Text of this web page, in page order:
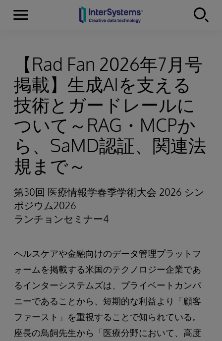
Skip to content
Menu
【Rad Fan 2026年7月号
掲載】生成AIを支える
技術とガードレールに
ついて～RAG・MCPか
ら、SaMD認証、関連法
規まで～
第30回 医療情報学春季学術大会 2026 シン
ポジウム2026
ランチョンセミナー4
ヘルスケアや金融向けのデータ管理プラットフ
ォームを掲載する米国のテクノロジー企業であ
るインターシステムズは、プライベートカンパ
ニーであることから、短期的な利益より「顧客
ファースト」を重視することで知られている。
座長の鳥飼先生から「医療分野において、高度